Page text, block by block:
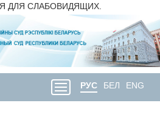
ДЛЯ СЛАБОВИДЯЩИХ.
РУС БЕЛ ENG